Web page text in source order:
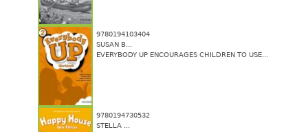
9780194103404
SUSAN B...
EVERYBODY UP ENCOURAGES CHILDREN TO USE...
9780194730532
STELLA ...